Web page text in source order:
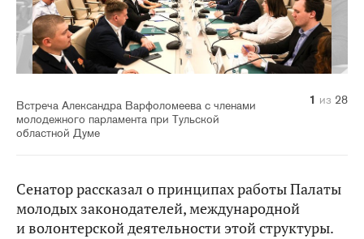
Встреча Александра Варфоломеева с членами
молодежного парламента при Тульской
областной Думе
1 из 28
2 из 28
3 из 28
4 из 28
5 из 28
6 из 28
7 из 28
8 из 28
9 из 28
10 из 28
11 из 28
12 из 28
13 из 28
14 из 28
15 из 28
16 из 28
17 из 28
18 из 28
19 из 28
20 из 28
21 из 28
22 из 28
23 из 28
24 из 28
25 из 28
26 из 28
27 из 28
28 из 28
Сенатор рассказал о принципах работы Палаты
молодых законодателей, международной
и волонтерской деятельности этой структуры.